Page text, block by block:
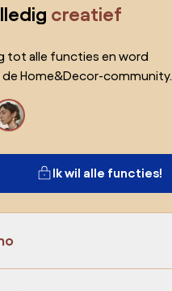
creatief
tot alle functies en word
de Home&Decor-community.
Ik wil alle functies!